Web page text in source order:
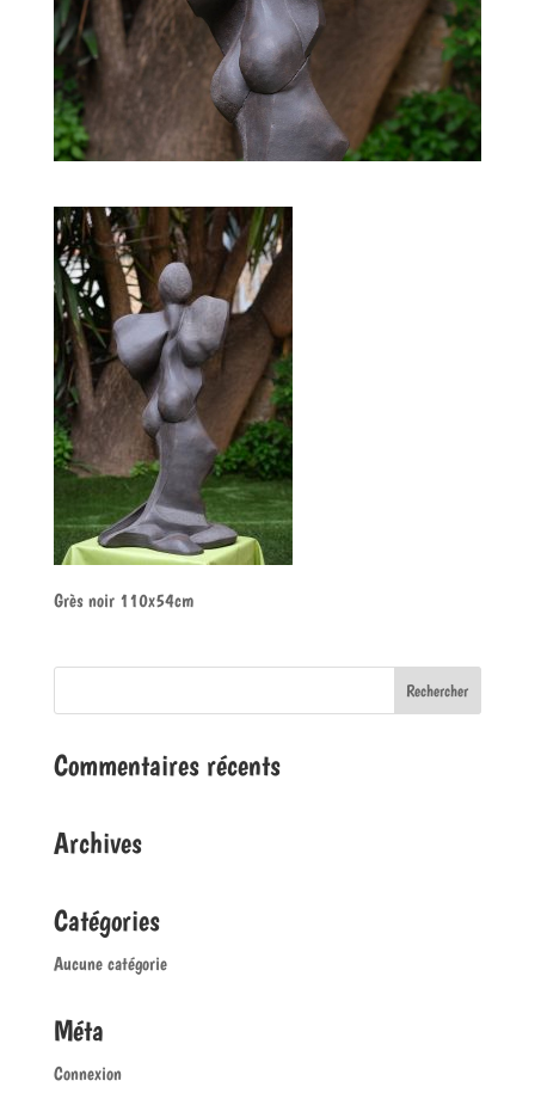
Grès noir 110x54cm
Commentaires récents
Archives
Catégories
Aucune catégorie
Méta
Connexion